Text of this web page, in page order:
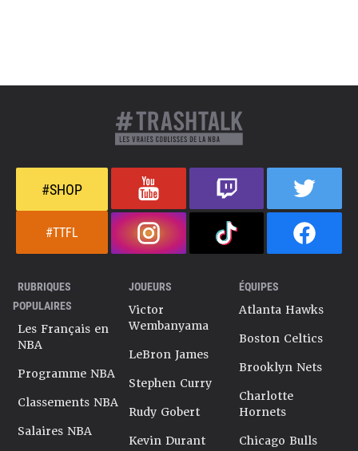
#SHOP
#TTFL
RUBRIQUES
POPULAIRES
Les Français en
NBA
Programme NBA
Classements NBA
Salaires NBA
JOUEURS
Victor
Wembanyama
LeBron James
Stephen Curry
Rudy Gobert
Kevin Durant
ÉQUIPES
Atlanta Hawks
Boston Celtics
Brooklyn Nets
Charlotte
Hornets
Chicago Bulls